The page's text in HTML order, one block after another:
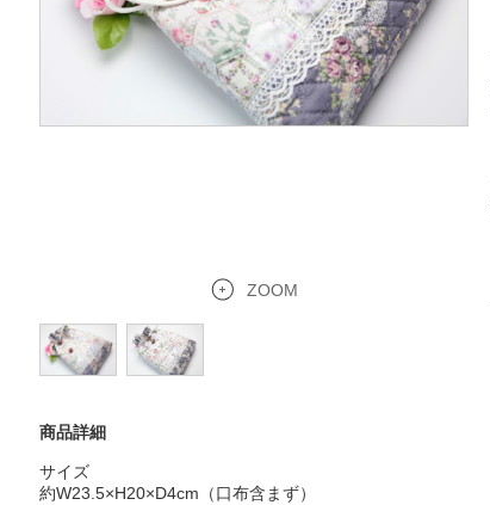
ZOOM
商品詳細
サイズ
約W23.5×H20×D4cm（口布含まず）